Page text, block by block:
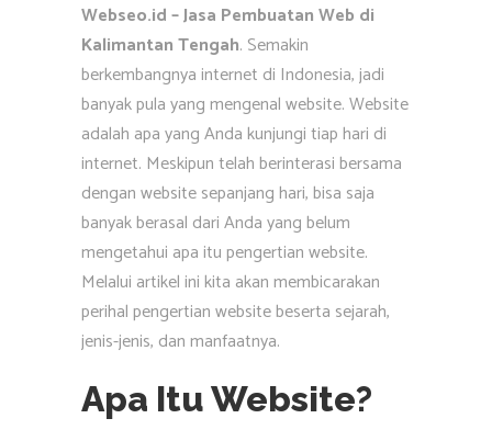
Webseo.id – Jasa Pembuatan Web di
Kalimantan Tengah. Semakin
berkembangnya internet di Indonesia, jadi
banyak pula yang mengenal website. Website
adalah apa yang Anda kunjungi tiap hari di
internet. Meskipun telah berinterasi bersama
dengan website sepanjang hari, bisa saja
banyak berasal dari Anda yang belum
mengetahui apa itu pengertian website.
Melalui artikel ini kita akan membicarakan
perihal pengertian website beserta sejarah,
jenis-jenis, dan manfaatnya.
Apa Itu Website?